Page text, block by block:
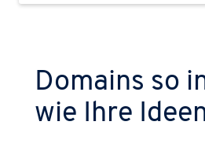
Domains so
wie Ihre